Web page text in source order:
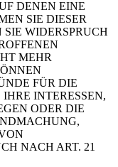
DENEN EINE
SIE DIESER
WIDERSPRUCH
MEHR
FÜR DIE
INTERESSEN,
ODER DIE
NACH ART. 21